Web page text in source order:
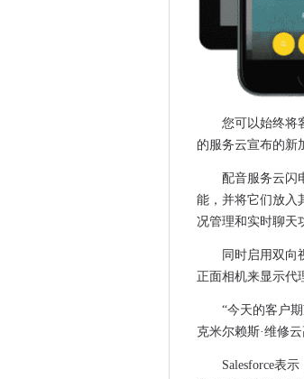
GDPR合
Scott
Oracle可
MWC
立法者在
思科补丁
Nvidia首
新加坡的
谷歌地图
CIO采访
CIO采访
蠕虫感染
您可以始终将
的服务云宣布的新
配音服务云闪
能，并将它们放入
况管理和实时聊天
同时启用双向
正面相机来显示代
“今天的客户
克米尔赖斯·维修
Salesforce表